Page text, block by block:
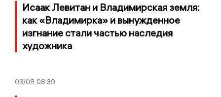
Исаак Левитан и Владимирская земля:
как «Владимирка» и вынужденное
изгнание стали частью наследия
художника
03/08 08:39